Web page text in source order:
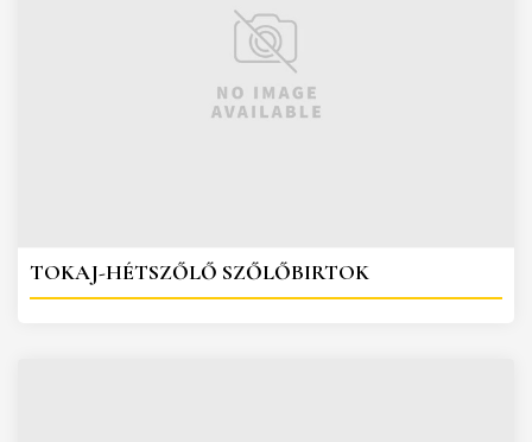
TOKAJ-HÉTSZŐLŐ SZŐLŐBIRTOK